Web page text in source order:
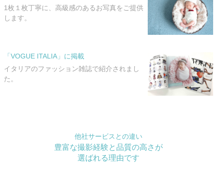
1枚１枚丁寧に、高級感のあるお写真をご提供
します。
「VOGUE ITALIA」に掲載
イタリアのファッション雑誌で紹介されまし
た。
他社サービスとの違い
豊富な撮影経験と品質の高さが
選ばれる理由です